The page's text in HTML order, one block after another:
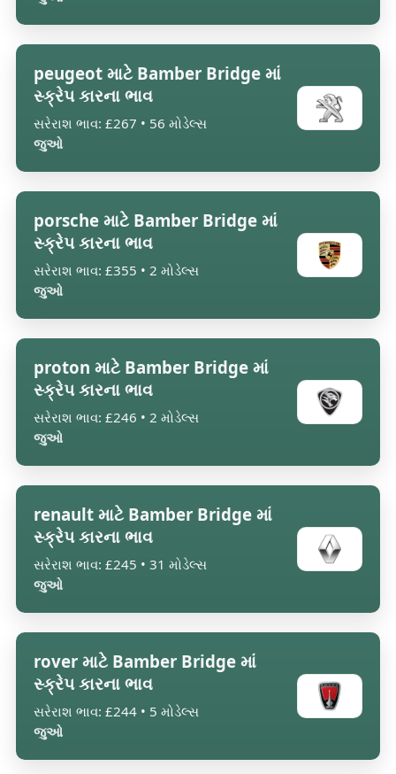
peugeot માટે Bamber Bridge માં
સ્ક્રેપ કારના ભાવ
સરેરાશ ભાવ: £267 • 56 મોડેલ્સ
જુઓ
porsche માટે Bamber Bridge માં
સ્ક્રેપ કારના ભાવ
સરેરાશ ભાવ: £355 • 2 મોડેલ્સ
જુઓ
proton માટે Bamber Bridge માં
સ્ક્રેપ કારના ભાવ
સરેરાશ ભાવ: £246 • 2 મોડેલ્સ
જુઓ
renault માટે Bamber Bridge માં
સ્ક્રેપ કારના ભાવ
સરેરાશ ભાવ: £245 • 31 મોડેલ્સ
જુઓ
rover માટે Bamber Bridge માં
સ્ક્રેપ કારના ભાવ
સરેરાશ ભાવ: £244 • 5 મોડેલ્સ
જુઓ